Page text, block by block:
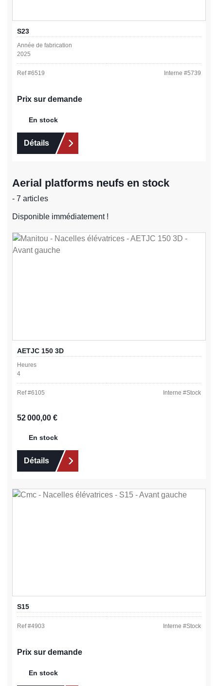
S23
Année de fabrication
2025
Ref #6519 Interne #5739
Prix sur demande
En stock
Détails
Aerial platforms neufs en stock
- 7 articles
Disponible immédiatement !
AETJC 150 3D
Heures
4
Ref #6105 Interne #Stock
Prix régulier :
52 000,00 €
En stock
Détails
S15
Ref #4903 Interne #Stock
Prix sur demande
En stock